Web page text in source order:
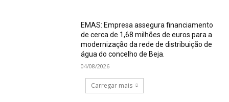
EMAS: Empresa assegura financiamento
de cerca de 1,68 milhões de euros para a
modernização da rede de distribuição de
água do concelho de Beja.
04/08/2026
Carregar mais